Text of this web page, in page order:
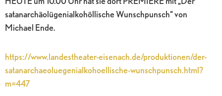
satanarchäolügenialkohöllische Wunschpunsch“ von
Michael Ende.
https://www.landestheater-eisenach.de/produktionen/der-
satanarchaeoluegenialkohoellische-wunschpunsch.html?
m=447